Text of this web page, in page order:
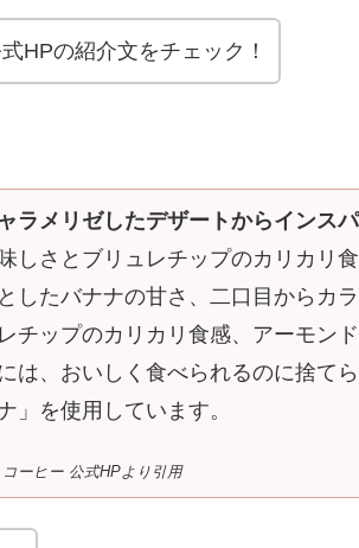
HPの紹介文をチェック！
ラメリゼしたデザートからインス
しさとブリュレチップのカリカリ
したバナナの甘さ、二口目からカ
チップのカリカリ食感、アーモン
は、おいしく食べられるのに捨て
」を使用しています。
ーヒー 公式HPより引用